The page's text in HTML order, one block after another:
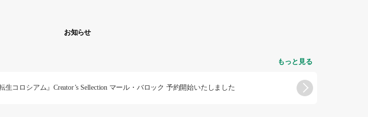
お知らせ
もっと見る
転生コロシアム』Creator’s Sellection マール・バロック 予約開始いたしました 予約・販売